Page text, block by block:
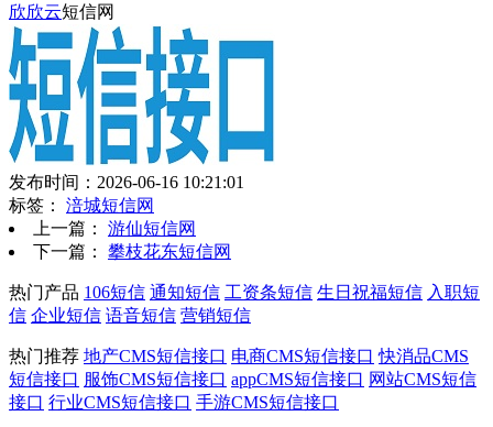
欣欣云短信网
发布时间：2026-06-16 10:21:01
标签： 涪城短信网
上一篇： 游仙短信网
下一篇： 攀枝花东短信网
热门产品 106短信 通知短信 工资条短信 生日祝福短信 入职短
信 企业短信 语音短信 营销短信
热门推荐 地产CMS短信接口 电商CMS短信接口 快消品CMS
短信接口 服饰CMS短信接口 appCMS短信接口 网站CMS短信
接口 行业CMS短信接口 手游CMS短信接口